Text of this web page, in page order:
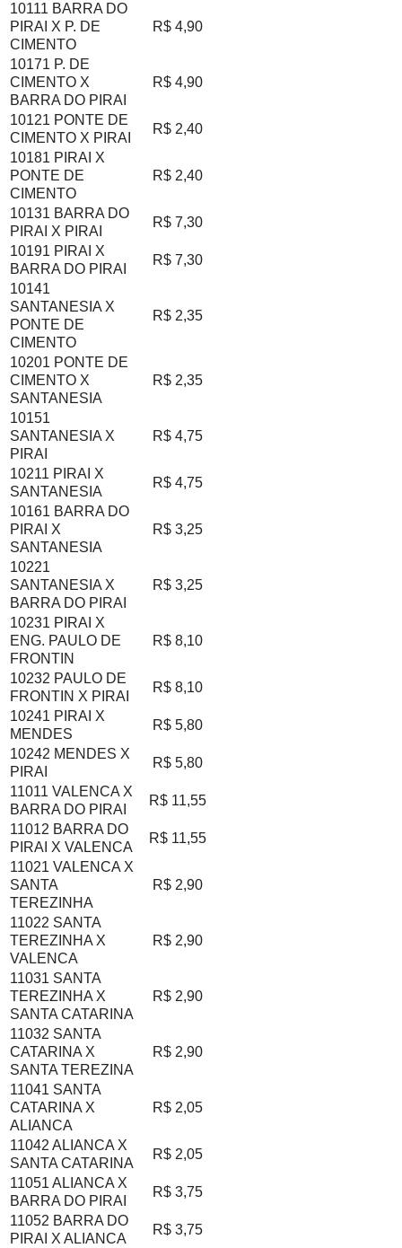
10111 BARRA DO
PIRAI X P. DE
CIMENTO
R$ 4,90
10171 P. DE
CIMENTO X
BARRA DO PIRAI
R$ 4,90
10121 PONTE DE
CIMENTO X PIRAI
R$ 2,40
10181 PIRAI X
PONTE DE
CIMENTO
R$ 2,40
10131 BARRA DO
PIRAI X PIRAI
R$ 7,30
10191 PIRAI X
BARRA DO PIRAI
R$ 7,30
10141
SANTANESIA X
PONTE DE
CIMENTO
R$ 2,35
10201 PONTE DE
CIMENTO X
SANTANESIA
R$ 2,35
10151
SANTANESIA X
PIRAI
R$ 4,75
10211 PIRAI X
SANTANESIA
R$ 4,75
10161 BARRA DO
PIRAI X
SANTANESIA
R$ 3,25
10221
SANTANESIA X
BARRA DO PIRAI
R$ 3,25
10231 PIRAI X
ENG. PAULO DE
FRONTIN
R$ 8,10
10232 PAULO DE
FRONTIN X PIRAI
R$ 8,10
10241 PIRAI X
MENDES
R$ 5,80
10242 MENDES X
PIRAI
R$ 5,80
11011 VALENCA X
BARRA DO PIRAI
R$ 11,55
11012 BARRA DO
PIRAI X VALENCA
R$ 11,55
11021 VALENCA X
SANTA
TEREZINHA
R$ 2,90
11022 SANTA
TEREZINHA X
VALENCA
R$ 2,90
11031 SANTA
TEREZINHA X
SANTA CATARINA
R$ 2,90
11032 SANTA
CATARINA X
SANTA TEREZINA
R$ 2,90
11041 SANTA
CATARINA X
ALIANCA
R$ 2,05
11042 ALIANCA X
SANTA CATARINA
R$ 2,05
11051 ALIANCA X
BARRA DO PIRAI
R$ 3,75
11052 BARRA DO
PIRAI X ALIANCA
R$ 3,75